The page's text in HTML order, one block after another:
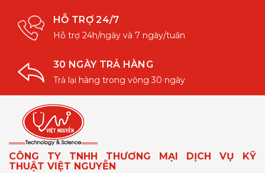
HỖ TRỢ 24/7
Hỗ trợ 24h/ngày và 7 ngày/tuần
30 NGÀY TRẢ HÀNG
Trả lại hàng trong vòng 30 ngày
CÔNG TY TNHH THƯƠNG MẠI DỊCH VỤ KỸ
THUẬT VIỆT NGUYỄN